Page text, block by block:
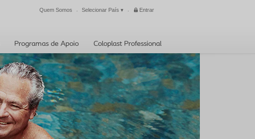
Quem Somos Selecionar País ▾ Entrar
Programas de Apoio Coloplast Professional